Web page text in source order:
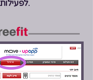
לפעילות.